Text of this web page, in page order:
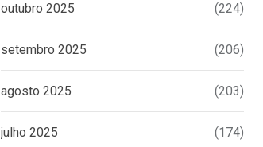
outubro 2025 (224)
setembro 2025 (206)
agosto 2025 (203)
julho 2025 (174)